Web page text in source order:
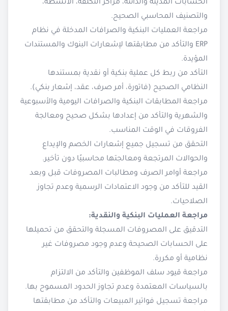
الحسابات المدينة والدائنة، مراكز التكلفة، الأنشطة،
والتصنيف المحاسبي الصحيح.
مراجعة العمليات البنكية والصرافات المدخلة في نظام
ERP والتأكد من مطابقتها لإشعارات البنوك والمستندات
المؤيدة.
التأكد من ربط كل عملية بنكية أو نقدية بمستندها
النظامي الصحيح (فاتورة، أمر صرف، عقد، إشعار بنكي).
مراجعة المطابقات البنكية والصرافات اليومية والأسبوعية
والشهرية والتأكد من إعدادها بشكل صحيح ومعالجة
الفروقات في الوقت المناسب.
التحقق من تسجيل جميع إشعارات الخصم والإيداع
والحوالات المرتجعة ومعالجتها محاسبيًا دون تأخير.
مراجعة أوامر الصرف ومطالبات المصروفات قبل وبعد
القيد للتأكد من وجود الاعتمادات الرسمية وعدم تجاوز
الصلاحيات.
مراجعة العمليات البنكية والنقدية:
التدقيق على المصروفات المسجلة والتحقق من تحميلها
على الحسابات الصحيحة وعدم وجود مصروفات غير
نظامية أو مكررة.
مراجعة قيود سلف الموظفين والتأكد من الالتزام
بالسياسات المعتمدة وعدم تجاوز الحدود المسموح بها.
مراجعة تسجيل فواتير المبيعات والتأكد من مطابقتها